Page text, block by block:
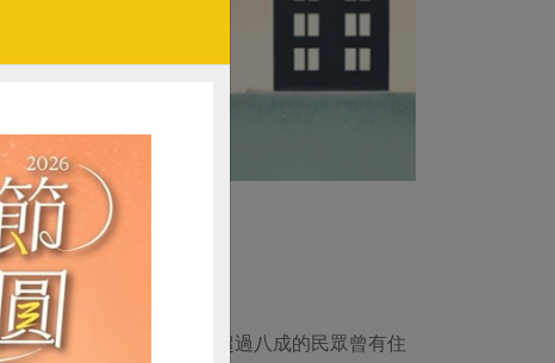
進行調查，結果發現，超過八成的民眾曾有住